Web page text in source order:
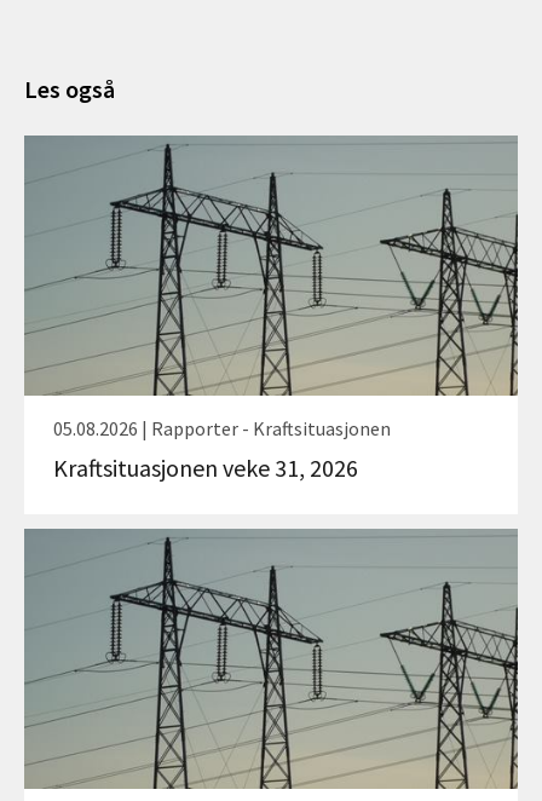
Les også
05.08.2026 | Rapporter - Kraftsituasjonen
Kraftsituasjonen veke 31, 2026